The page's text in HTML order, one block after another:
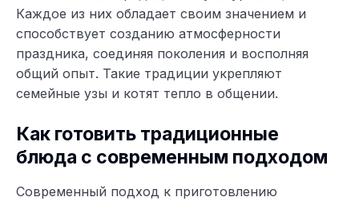
Каждое из них обладает своим значением и
способствует созданию атмосферности
праздника, соединяя поколения и восполняя
общий опыт. Такие традиции укрепляют
семейные узы и котят тепло в общении.
Как готовить традиционные
блюда с современным подходом
Современный подход к приготовлению